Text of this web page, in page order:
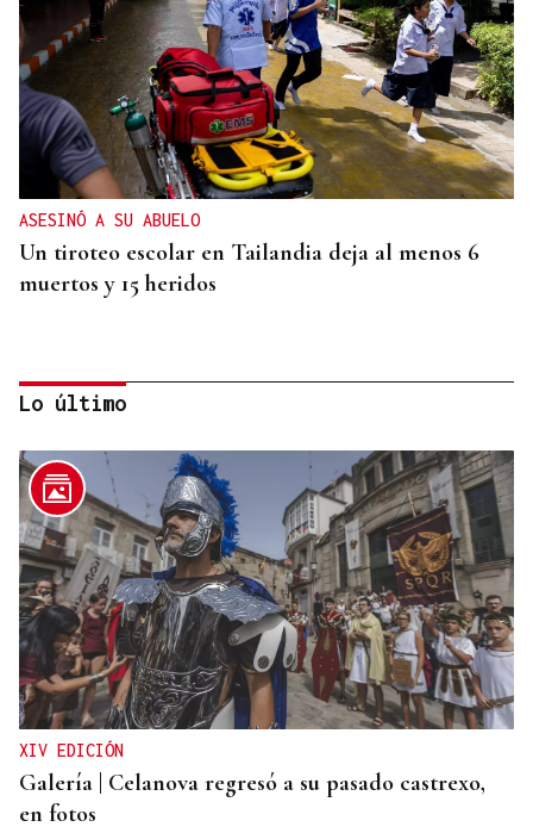
ASESINÓ A SU ABUELO
Un tiroteo escolar en Tailandia deja al menos 6
muertos y 15 heridos
MUNDIAL DE FUTBOL
El Congreso debatirá si España debe replantearse
el Mundial 2030 con Marruecos tras la crisis
humanitaria de Ceuta
Lo último
XIV EDICIÓN
Galería | Celanova regresó a su pasado castrexo,
en fotos